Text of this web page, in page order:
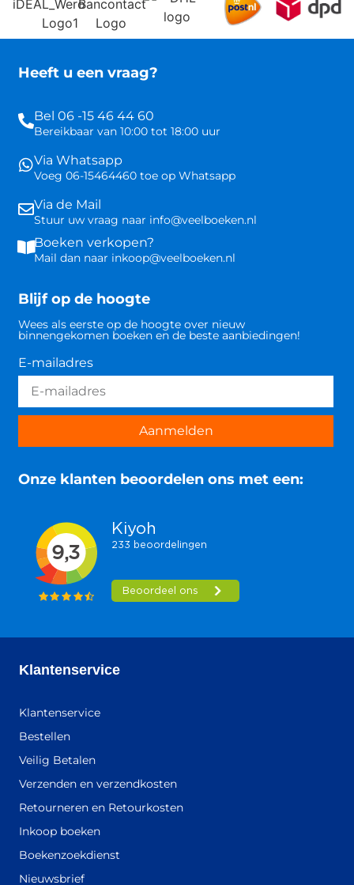
Heeft u een vraag?
Bel 06 -15 46 44 60
Bereikbaar van 10:00 tot 18:00 uur
Via Whatsapp
Voeg 06-15464460 toe op Whatsapp
Via de Mail
Stuur uw vraag naar info@veelboeken.nl
Boeken verkopen?
Mail dan naar inkoop@veelboeken.nl
Blijf op de hoogte
Wees als eerste op de hoogte over nieuw
binnengekomen boeken en de beste aanbiedingen!
E-mailadres
Aanmelden
Onze klanten beoordelen ons met een:
Klantenservice
Klantenservice
Bestellen
Veilig Betalen
Verzenden en verzendkosten
Retourneren en Retourkosten
Inkoop boeken
Boekenzoekdienst
Nieuwsbrief